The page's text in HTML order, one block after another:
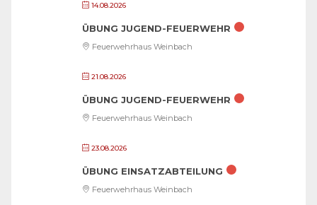
14.08.2026
ÜBUNG JUGEND-FEUERWEHR
Feuerwehrhaus Weinbach
21.08.2026
ÜBUNG JUGEND-FEUERWEHR
Feuerwehrhaus Weinbach
23.08.2026
ÜBUNG EINSATZABTEILUNG
Feuerwehrhaus Weinbach